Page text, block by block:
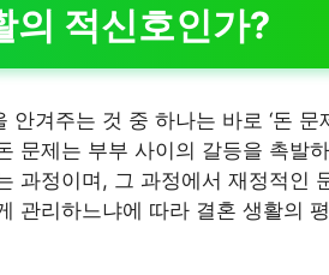
의 적신호인가?
겨주는 것 중 하나는 바로 ‘돈 문
문제는 부부 사이의 갈등을 촉발
과정이며, 그 과정에서 재정적인
관리하느냐에 따라 결혼 생활의